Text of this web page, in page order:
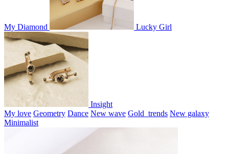
My Diamond Lucky Girl
Insight
My love Geometry Dance New wave Gold_trends New galaxy
Minimalist